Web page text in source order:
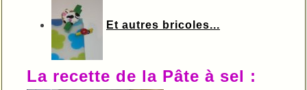
Et autres bricoles...
La recette de la Pâte à sel :